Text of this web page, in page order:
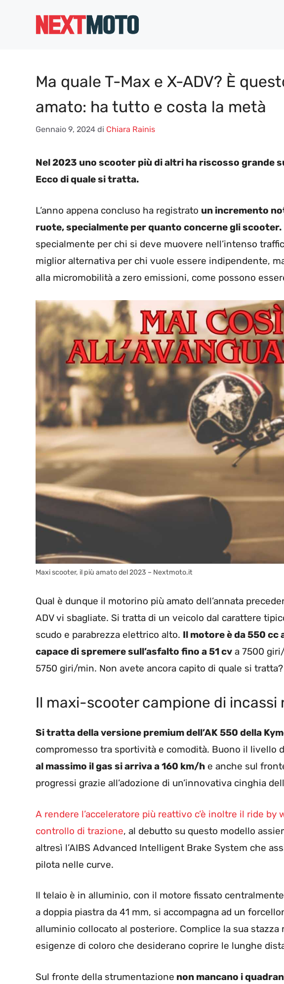
Ma quale T-Max e X-ADV? È
amato: ha tutto e costa la metà
Gennaio 9, 2024 di Chiara Rainis
Nel 2023 uno scooter più di altri ha riscosso grande
Ecco di quale si tratta.
L’anno appena concluso ha registrato un incremento
ruote, specialmente per quanto concerne gli scooter.
specialmente per chi si deve muovere nell’intenso
miglior alternativa per chi vuole essere indipendente,
alla micromobilità a zero emissioni, come possono
Maxi scooter, il più amato del 2023 – Nextmoto.it
Qual è dunque il motorino più amato dell’annata
ADV vi sbagliate. Si tratta di un veicolo dal carattere
scudo e parabrezza elettrico alto. Il motore è da 550 cc
capace di spremere sull’asfalto fino a 51 cv a 7500
5750 giri/min. Non avete ancora capito di quale si
Il maxi-scooter campione di incassi
Si tratta della versione premium dell’AK 550 della
compromesso tra sportività e comodità. Buono il livello
al massimo il gas si arriva a 160 km/h e anche sul
progressi grazie all’adozione di un’innovativa cinghia
A rendere l’acceleratore più reattivo c’è inoltre il ride
controllo di trazione, al debutto su questo modello
altresì l’AIBS Advanced Intelligent Brake System che
pilota nelle curve.
Il telaio è in alluminio, con il motore fissato
a doppia piastra da 41 mm, si accompagna ad un
alluminio collocato al posteriore. Complice la sua stazza
esigenze di coloro che desiderano coprire le lunghe
Sul fronte della strumentazione non mancano i